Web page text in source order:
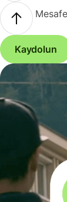
Kaydolun